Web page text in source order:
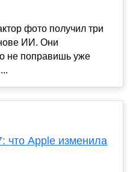
фото получил три
ИИ. Они
не поправишь уже
что Apple изменила